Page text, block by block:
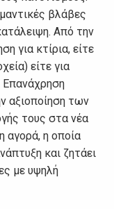
βλάβες
Από την
για κτίρια, είτε
είτε για
Επανάχρηση
αξιοποίηση των
τους στα νέα
αγορά, η οποία
και ζητάει
με υψηλή